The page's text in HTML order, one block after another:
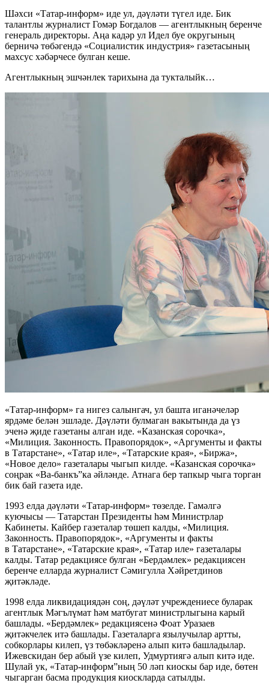
Шәхси «Татар-информ» иде ул, дәүләти түгел иде. Бик
талантлы журналист Гомәр Богдалов — агентлыкның беренче
генераль директоры. Аңа кадәр ул Идел буе округының
берничә төбәгендә «Социалистик индустрия» газетасының
махсус хәбәрчесе булган кеше.
Агентлыкның эшчәнлек тарихына да тукталыйк…
«Татар-информ» га нигез салынгач, ул башта иганәчеләр
ярдәме белән эшләде. Дәүләти булмаган вакытында да үз
эченә җиде газетаны алган иде. «Казанская сорочка»,
«Милиция. Законность. Правопорядок», «Аргументы и факты
в Татарстане», «Татар иле», «Татарские края», «Биржа»,
«Новое дело» газеталары чыгып килде. «Казанская сорочка»
соңрак «Ва-банкъ”ка әйләнде. Атнага бер тапкыр чыга торган
бик бай газета иде.
1993 елда дәүләти «Татар-информ» төзелде. Гамәлгә
куючысы — Татарстан Президенты һәм Министрлар
Кабинеты. Кайбер газеталар төшеп калды, «Милиция.
Законность. Правопорядок», «Аргументы и факты
в Татарстане», «Татарские края», «Татар иле» газеталары
калды. Татар редакциясе булган «Бердәмлек» редакциясен
беренче елларда журналист Сәмигулла Хәйретдинов
җитәкләде.
1998 елда ликвидациядән соң, дәүләт учреждениесе буларак
агентлык Мәгълүмат һәм матбугат министрлыгына карый
башлады. «Бердәмлек» редакциясенә Фоат Уразаев
җитәкчелек итә башлады. Газеталарга язылучылар артты,
собкорлары килеп, үз төбәкләренә алып китә башладылар.
Ижевскидан бер абый үзе килеп, Удмуртиягә алып китә иде.
Шулай ук, «Татар-информ”ның 50 ләп киоскы бар иде, бөтен
чыгарган басма продукция киоскларда сатылды.